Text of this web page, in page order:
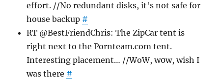
effort. //No redundant disks, it's not safe for
house backup #
RT @BestFriendChris: The ZipCar tent is
right next to the Pornteam.com tent.
Interesting placement… //WoW, w0w, wish I
was there #